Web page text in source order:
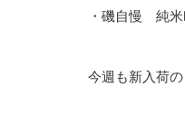
・磯自慢 純
今週も新入荷の